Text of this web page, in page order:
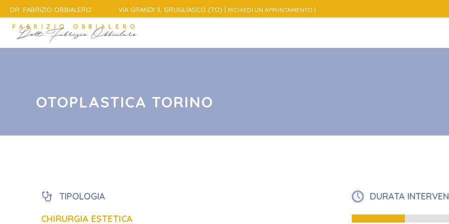
DR: FABRIZIO OBBIALERO VIA GRANDI 3, GRUGLIASCO (TO) | RICHIEDI UN APPUNTAMENTO |
OTOPLASTICA TORINO
TIPOLOGIA
CHIRURGIA ESTETICA
DURATA